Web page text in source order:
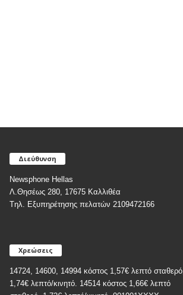
Διεύθυνση
Newsphone Hellas
Λ.Θησέως 280, 17675 Καλλιθέα
Tηλ. Εξυπηρέτησης πελατών 2109472166
Χρεώσεις
14724, 14600, 14994 κόστος 1,57€ λεπτό σταθερό,
1,74€ λεπτό/κινητό. 14514 κόστος 1,66€ λεπτό